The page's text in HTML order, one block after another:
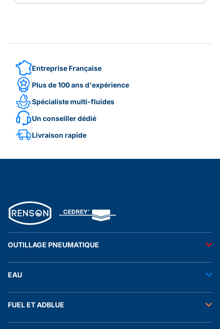
Entreprise Française
Plus de 100 ans d'expérience
Spécialiste multi-fluides
Un conseiller dédié
Livraison rapide
OUTILLAGE PNEUMATIQUE
Accessoires pneumatiques
EAU
Tuyaux
Raccords et autres accessoires
FUEL ET ADBLUE